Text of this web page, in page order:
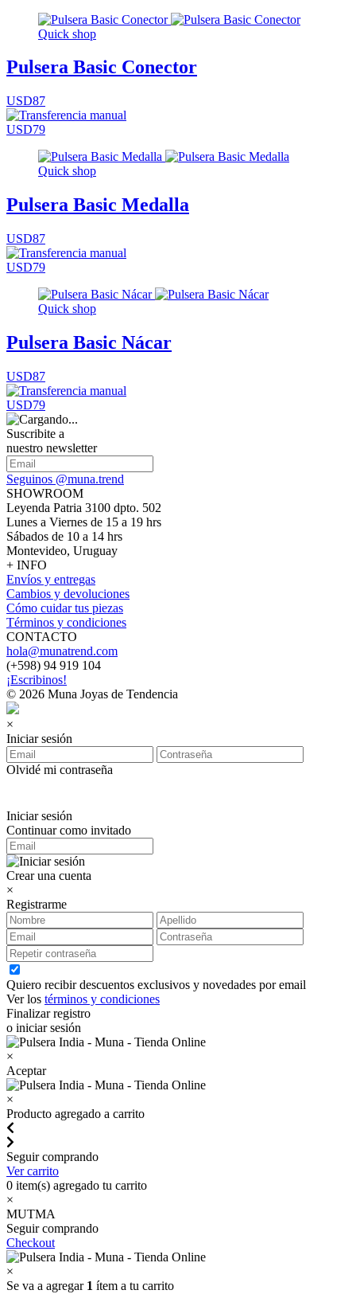
Quick shop
Pulsera Basic Conector
USD87
USD79
Quick shop
Pulsera Basic Medalla
USD87
USD79
Quick shop
Pulsera Basic Nácar
USD87
USD79
Suscribite a
nuestro newsletter
Seguinos @muna.trend
SHOWROOM
Leyenda Patria 3100 dpto. 502
Lunes a Viernes de 15 a 19 hrs
Sábados de 10 a 14 hrs
Montevideo, Uruguay
+ INFO
Envíos y entregas
Cambios y devoluciones
Cómo cuidar tus piezas
Términos y condiciones
CONTACTO
hola@munatrend.com
(+598) 94 919 104
¡Escribinos!
© 2026 Muna Joyas de Tendencia
×
Iniciar sesión
Olvidé mi contraseña
Iniciar sesión
Continuar como invitado
Crear una cuenta
×
Registrarme
Quiero recibir descuentos exclusivos y novedades por email
Ver los términos y condiciones
Finalizar registro
o iniciar sesión
×
Aceptar
×
Producto agregado a carrito
Seguir comprando
Ver carrito
0 item(s) agregado tu carrito
×
MUTMA
Seguir comprando
Checkout
×
Se va a agregar 1 ítem a tu carrito